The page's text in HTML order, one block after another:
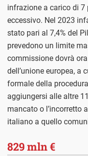
infrazione a carico di 7
eccessivo. Nel 2023
stato pari al 7,4% del
prevedono un limite
commissione dovrà
dell’unione europea, a
formale della
aggiungersi alle altre
mancato o l’incorretto
italiano a quello
829 mln €